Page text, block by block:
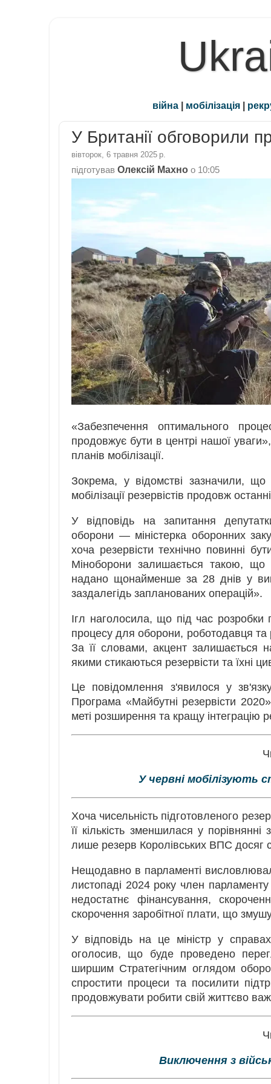
війна | мобілізація |
У Британії обговорили
вівторок, 6 травня 2025 р.
підготував Олексій Махно о 10:05
«Забезпечення оптимального
продовжує бути в центрі нашої
планів мобілізації.
Зокрема, у відомстві зазначили,
мобілізації резервістів продовж
У відповідь на запитання
оборони — міністерка оборонних
хоча резервісти технічно повинні
Міноборони залишається такою,
надано щонайменше за 28 днів у
заздалегідь запланованих операцій».
Ігл наголосила, що під час розробки
процесу для оборони, роботодавця та
За її словами, акцент залишається
якими стикаються резервісти та їхні
Це повідомлення з'явилося у
Програма «Майбутні резервісти
меті розширення та кращу інтеграцію
У червні мобілізують
Хоча чисельність підготовленого
її кількість зменшилася у
лише резерв Королівських ВПС досяг
Нещодавно в парламенті
листопаді 2024 року член
недостатнє фінансування,
скорочення заробітної плати, що
У відповідь на це міністр у
оголосив, що буде проведено
ширшим Стратегічним оглядом
спростити процеси та посилити
продовжувати робити свій життєво
Виключення з